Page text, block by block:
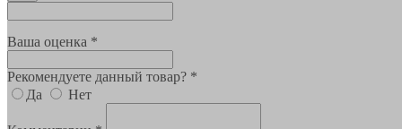
Ваша оценка *
Рекомендуете данный товар? *
Да
Нет